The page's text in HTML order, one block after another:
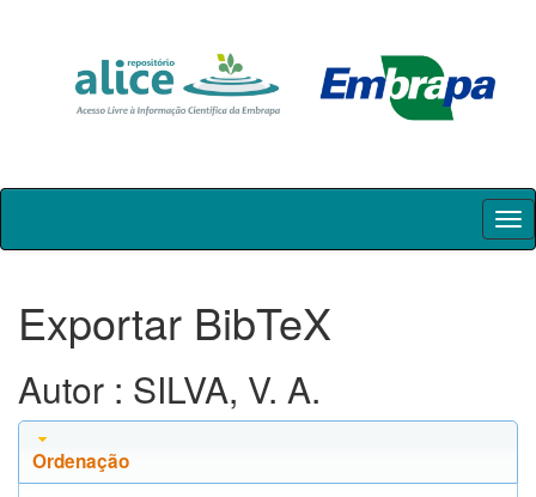
Skip
Exportar BibTeX
Autor : SILVA, V. A.
Ordenação